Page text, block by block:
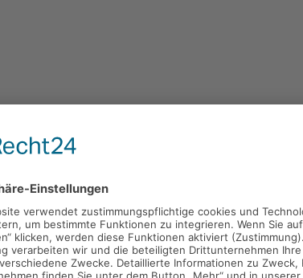
e.V. / Burgstraße 85 / 53177 Bonn-Bad Godesberg /
Impressum Datenschutzerklärung Cookie-